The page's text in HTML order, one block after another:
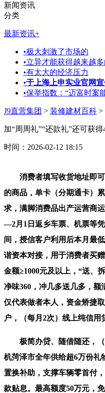
新闻资讯
分类
最新资讯+
•极大刺激了市场的
•立异才能获得越来越
•有太大的经济压力
•于上海上申实业官网
•保举指数：“迈富时案
J9直营集团 > 装修建材百科 >
加“周周礼”“还款礼”还可获
时间：2026-02-12 18:15
消费者填写收货地址即可
的商品，单卡（分期通卡）
求，满脚消费品出产运营商
—2月1日返乡车票、机票等
间，授信客户利用后本月最
谐资本对接，用于消费者买
金额≥1000元及以上，“送、
净味360，冲几多送几多，
仅代表做者本人，资金矫捷
户，（每月2次）线上纯信用
极简办贷、随借随还，（
机菏泽市全年供给超6万份礼
置换补助，支撑车辆零首付
款贴息。最高额度50万元，